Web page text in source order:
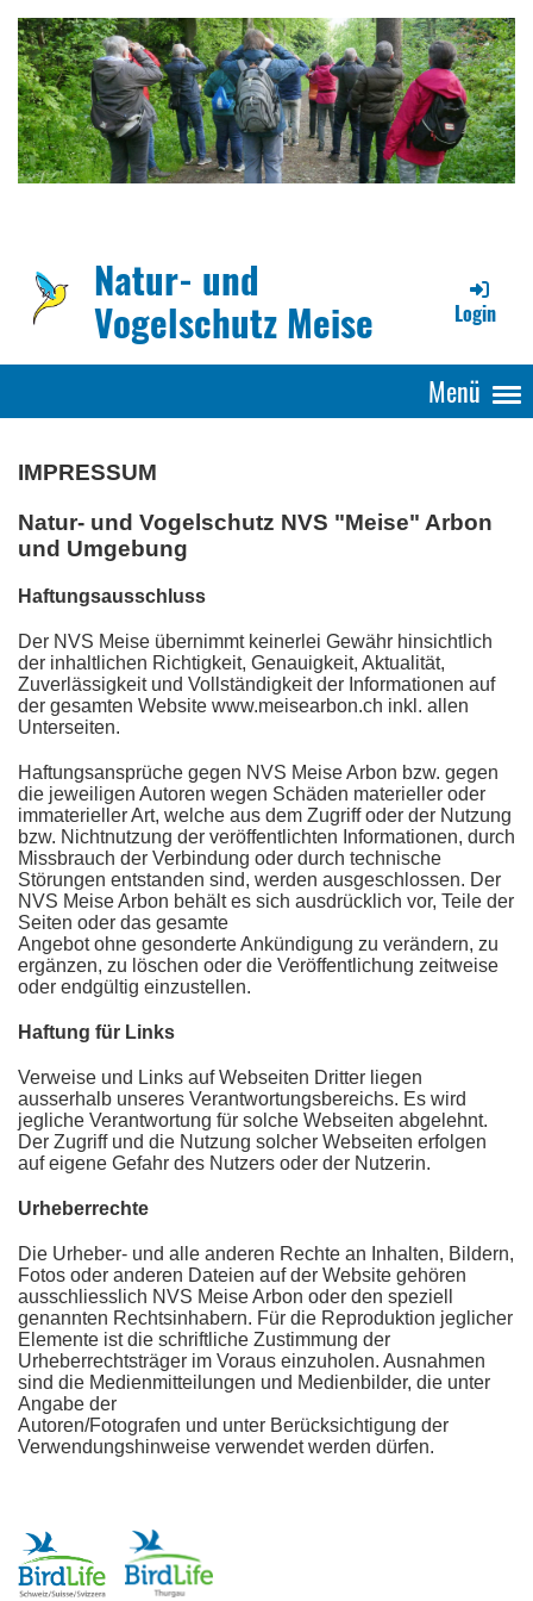
Natur- und
Vogelschutz Meise Login
Menü
IMPRESSUM
Natur- und Vogelschutz NVS "Meise" Arbon
und Umgebung
Haftungsausschluss
Der NVS Meise übernimmt keinerlei Gewähr hinsichtlich
der inhaltlichen Richtigkeit, Genauigkeit, Aktualität,
Zuverlässigkeit und Vollständigkeit der Informationen auf
der gesamten Website www.meisearbon.ch inkl. allen
Unterseiten.
Haftungsansprüche gegen NVS Meise Arbon bzw. gegen
die jeweiligen Autoren wegen Schäden materieller oder
immaterieller Art, welche aus dem Zugriff oder der Nutzung
bzw. Nichtnutzung der veröffentlichten Informationen, durch
Missbrauch der Verbindung oder durch technische
Störungen entstanden sind, werden ausgeschlossen. Der
NVS Meise Arbon behält es sich ausdrücklich vor, Teile der
Seiten oder das gesamte
Angebot ohne gesonderte Ankündigung zu verändern, zu
ergänzen, zu löschen oder die Veröffentlichung zeitweise
oder endgültig einzustellen.
Haftung für Links
Verweise und Links auf Webseiten Dritter liegen
ausserhalb unseres Verantwortungsbereichs. Es wird
jegliche Verantwortung für solche Webseiten abgelehnt.
Der Zugriff und die Nutzung solcher Webseiten erfolgen
auf eigene Gefahr des Nutzers oder der Nutzerin.
Urheberrechte
Die Urheber- und alle anderen Rechte an Inhalten, Bildern,
Fotos oder anderen Dateien auf der Website gehören
ausschliesslich NVS Meise Arbon oder den speziell
genannten Rechtsinhabern. Für die Reproduktion jeglicher
Elemente ist die schriftliche Zustimmung der
Urheberrechtsträger im Voraus einzuholen. Ausnahmen
sind die Medienmitteilungen und Medienbilder, die unter
Angabe der
Autoren/Fotografen und unter Berücksichtigung der
Verwendungshinweise verwendet werden dürfen.